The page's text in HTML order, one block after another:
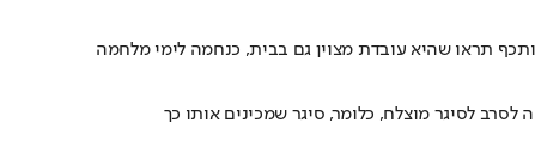
תראו שהיא עובדת מצוין גם בבית, כנחמה לימי מלחמה